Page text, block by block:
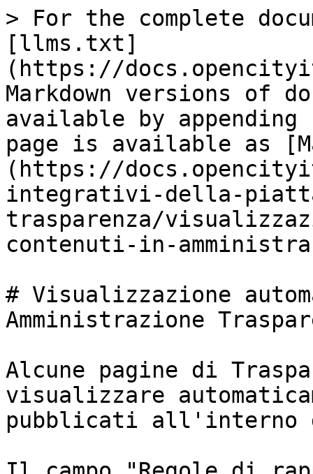
> For the complete
[llms.txt]
(https://
Markdown versions of
available by
page is available as
(https://
integrativi-della-
trasparenza/
contenuti-in-
# Visualizzazione
Amministrazione
Alcune pagine di
visualizzare
pubblicati all'interno